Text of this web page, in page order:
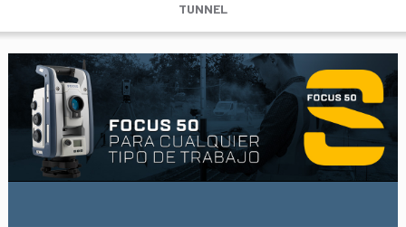
TUNNEL